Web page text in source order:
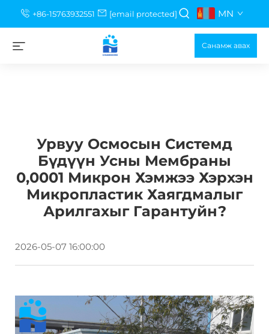
+86-15763932551 [email protected] MN
Санамж авах
Урвуу Осмосын Системд
Бүдүүн Усны Мембраны
0,0001 Микрон Хэмжээ Хэрхэн
Микропластик Хаягдмалыг
Арилгахыг Гарантуйн?
2026-05-07 16:00:00